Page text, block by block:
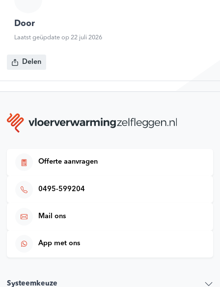
Door
Laatst geüpdate op 22 juli 2026
Delen
Offerte aanvragen
0495-599204
Mail ons
App met ons
Systeemkeuze